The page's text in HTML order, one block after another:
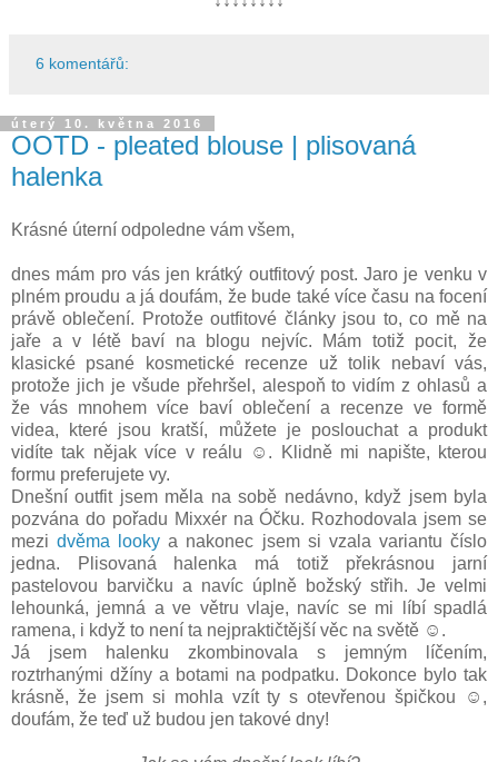
6 komentářů:
úterý 10. května 2016
OOTD - pleated blouse | plisovaná
halenka
Krásné úterní odpoledne vám všem,
dnes mám pro vás jen krátký outfitový post. Jaro je venku v
plném proudu a já doufám, že bude také více času na focení
právě oblečení. Protože outfitové články jsou to, co mě na
jaře a v létě baví na blogu nejvíc. Mám totiž pocit, že
klasické psané kosmetické recenze už tolik nebaví vás,
protože jich je všude přehršel, alespoň to vidím z ohlasů a
že vás mnohem více baví oblečení a recenze ve formě
videa, které jsou kratší, můžete je poslouchat a produkt
vidíte tak nějak více v reálu ☺. Klidně mi napište, kterou
formu preferujete vy.
Dnešní outfit jsem měla na sobě nedávno, když jsem byla
pozvána do pořadu Mixxér na Óčku. Rozhodovala jsem se
mezidvěma looky a nakonec jsem si vzala variantu číslo
jedna. Plisovaná halenka má totiž překrásnou jarní
pastelovou barvičku a navíc úplně božský střih. Je velmi
lehounká, jemná a ve větru vlaje, navíc se mi líbí spadlá
ramena, i když to není ta nejpraktičtější věc na světě ☺.
Já jsem halenku zkombinovala s jemným líčením,
roztrhanými džíny a botami na podpatku. Dokonce bylo tak
krásně, že jsem si mohla vzít ty s otevřenou špičkou ☺,
doufám, že teď už budou jen takové dny!